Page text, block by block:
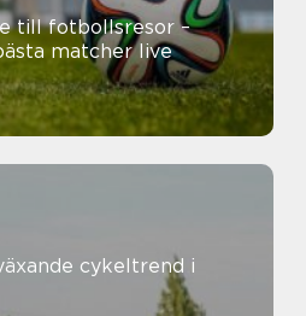
till fotbollsresor –
matcher live
cykeltrend i